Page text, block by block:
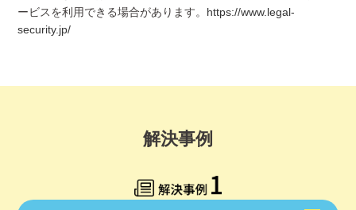
ービスを利用できる場合があります。 https://www.legal-
security.jp/
解決事例